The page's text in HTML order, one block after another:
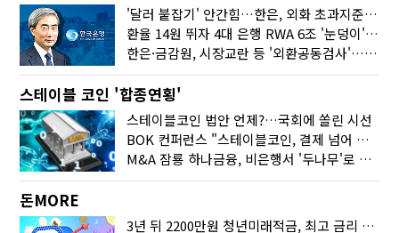
'달러 붙잡기' 안간힘…한은, 외화 초과지준에 이자 6개월 더
환율 14원 뛰자 4대 은행 RWA 6조 '눈덩이'…2배 뛴 2분기는?
한은·금감원, 시장교란 등 '외환공동검사'…환율 급등 전방위 대응
스테이블 코인 '합종연횡'
스테이블코인 법안 언제?…국회에 쏠린 시선
BOK 컨퍼런스 "스테이블코인, 결제 넘어 보험 대출 등 금융 연결 도구"
M&A 잠룡 하나금융, 비은행서 '두나무'로 눈돌린 이유는
돈MORE
3년 뒤 2200만원 청년미래적금, 최고 금리 받으려면?